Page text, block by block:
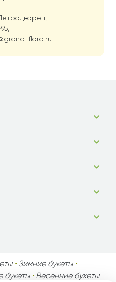
flora.ru
• Зимние букеты•
букеты• Весенние букеты